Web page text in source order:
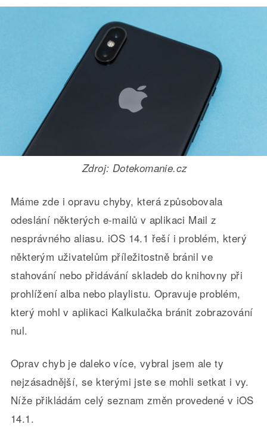
Zdroj: Dotekomanie.cz
Máme zde i opravu chyby, která způsobovala
odeslání některých e-mailů v aplikaci Mail z
nesprávného aliasu. iOS 14.1 řeší i problém, který
některým uživatelům příležitostně bránil ve
stahování nebo přidávání skladeb do knihovny při
prohlížení alba nebo playlistu. Opravuje problém,
který mohl v aplikaci Kalkulačka bránit zobrazování
nul.
Oprav chyb je daleko více, vybral jsem ale ty
nejzásadnější, se kterými jste se mohli setkat i vy.
Níže přikládám celý seznam změn provedené v iOS
14.1.